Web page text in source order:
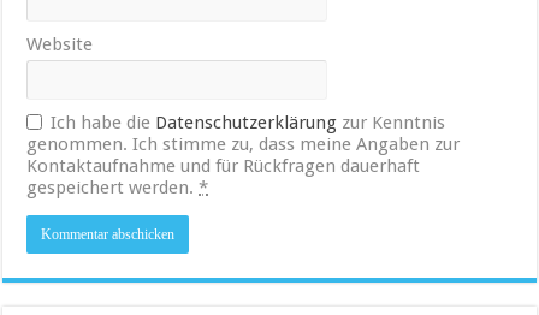
Website
Ich habe die Datenschutzerklärung zur Kenntnis
genommen. Ich stimme zu, dass meine Angaben zur
Kontaktaufnahme und für Rückfragen dauerhaft
gespeichert werden.*